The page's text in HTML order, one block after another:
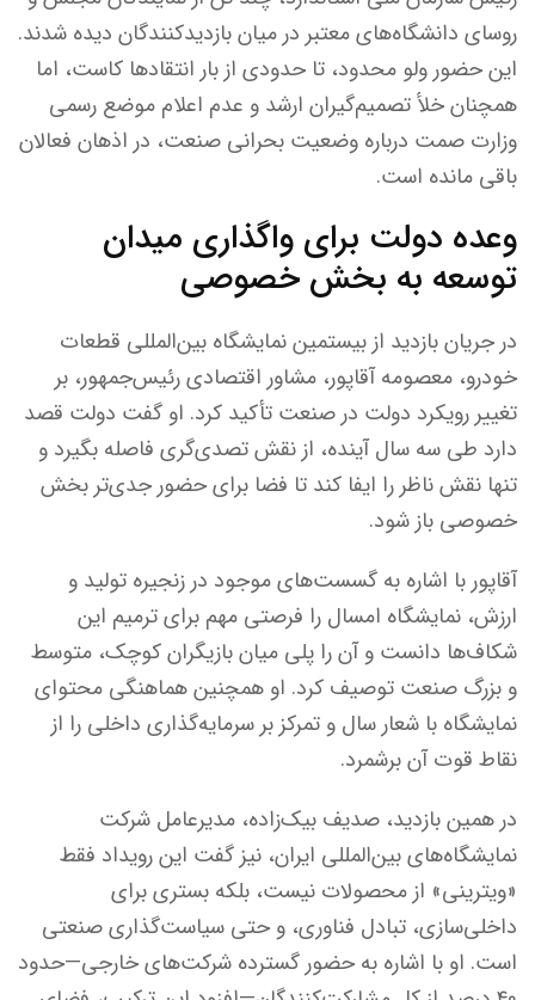
روسای دانشگاه‌های معتبر در میان بازدیدکنندگان دیده شدند.
این حضور ولو محدود، تا حدودی از بار انتقادها کاست، اما
همچنان خلأ تصمیم‌گیران ارشد و عدم اعلام موضع رسمی
وزارت صمت درباره وضعیت بحرانی صنعت، در اذهان فعالان
باقی مانده است.
وعده دولت برای واگذاری میدان
توسعه به بخش خصوصی
در جریان بازدید از بیستمین نمایشگاه بین‌المللی قطعات
خودرو، معصومه آقاپور، مشاور اقتصادی رئیس‌جمهور، بر
تغییر رویکرد دولت در صنعت تأکید کرد. او گفت دولت قصد
دارد طی سه سال آینده، از نقش تصدی‌گری فاصله بگیرد و
تنها نقش ناظر را ایفا کند تا فضا برای حضور جدی‌تر بخش
خصوصی باز شود.
آقاپور با اشاره به گسست‌های موجود در زنجیره تولید و
ارزش، نمایشگاه امسال را فرصتی مهم برای ترمیم این
شکاف‌ها دانست و آن را پلی میان بازیگران کوچک، متوسط
و بزرگ صنعت توصیف کرد. او همچنین هماهنگی محتوای
نمایشگاه با شعار سال و تمرکز بر سرمایه‌گذاری داخلی را از
نقاط قوت آن برشمرد.
در همین بازدید، صدیف بیک‌زاده، مدیرعامل شرکت
نمایشگاه‌های بین‌المللی ایران، نیز گفت این رویداد فقط
«ویترینی» از محصولات نیست، بلکه بستری برای
داخلی‌سازی، تبادل فناوری، و حتی سیاست‌گذاری صنعتی
است. او با اشاره به حضور گسترده شرکت‌های خارجی—حدود